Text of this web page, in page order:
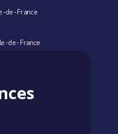
de-France
de-France